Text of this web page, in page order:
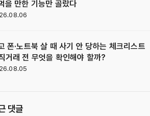
을 만한 기능만 골랐다
폰·노트북 살 때 사기 안 당하는 체크리스트
직거래 전 무엇을 확인해야 할까?
댓글